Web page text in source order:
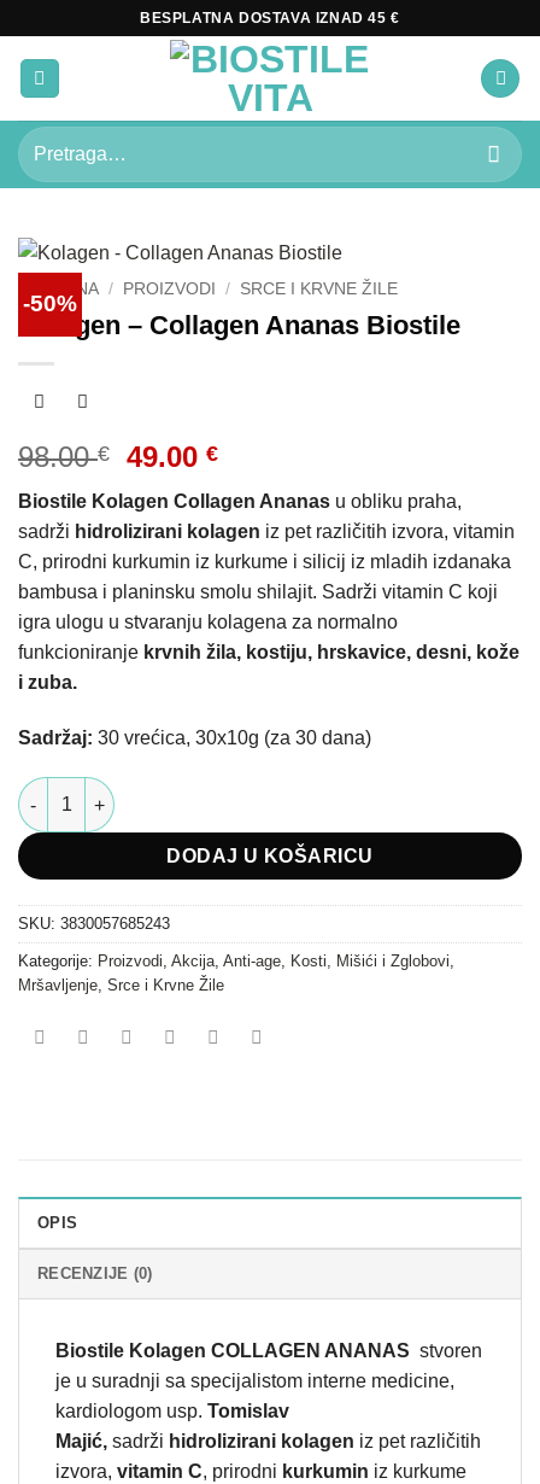
content
BESPLATNA DOSTAVA IZNAD 45 €
Pretraži:
-50%
POČETNA / PROIZVODI / SRCE I KRVNE ŽILE
Kolagen – Collagen Ananas Biostile
98.00€
Izvorna
bila
je:
98.00 €.
49.00€Trenutna
je:
49.00 €.
Biostile Kolagen Collagen Ananas u obliku praha,
sadrži hidrolizirani kolagen iz pet različitih izvora, vitamin
C, prirodni kurkumin iz kurkume i silicij iz mladih izdanaka
bambusa i planinsku smolu shilajit. Sadrži vitamin C koji
igra ulogu u stvaranju kolagena za normalno
funkcioniranje krvnih žila, kostiju, hrskavice, desni, kože
i zuba.
Sadržaj: 30 vrećica, 30x10g (za 30 dana)
Kolagen - Collagen Ananas Biostile količina
DODAJ U KOŠARICU
SKU: 3830057685243
Kategorije: Proizvodi, Akcija, Anti-age, Kosti, Mišići i Zglobovi,
Mršavljenje, Srce i Krvne Žile
OPIS
RECENZIJE (0)
Biostile Kolagen COLLAGEN ANANAS stvoren
je u suradnji sa specijalistom interne medicine,
kardiologom usp. Tomislav
Majić, sadrži hidrolizirani kolagen iz pet različitih
izvora, vitamin C, prirodni kurkumin iz kurkume